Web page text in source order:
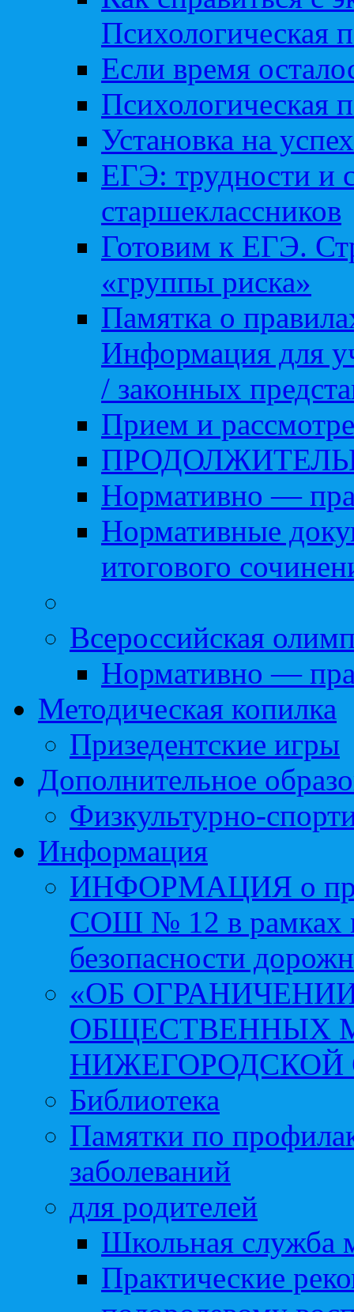
Психологическая
Если время
Психологическая
Установка на успех
ЕГЭ: трудности и
старшеклассников
Готовим к ЕГЭ.
«группы риска»
Памятка о
Информация для
/ законных
Прием и
Нормативно —
Нормативные
итогового
Всероссийская
Нормативно —
Методическая копилка
Призедентские игры
Дополнительное
Физкультурно-
Информация
ИНФОРМАЦИЯ о
СОШ № 12 в рамках
безопасности
«ОБ
ОБЩЕСТВЕННЫХ
НИЖЕГОРОДСКОЙ
Библиотека
Памятки по
заболеваний
для родителей
Школьная служба
Практические